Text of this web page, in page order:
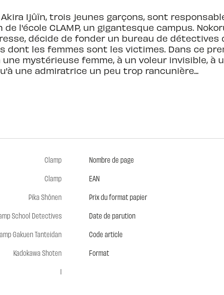
Akira Ijûïn, trois jeunes garçons, sont
l'école CLAMP, un gigantesque campus.
décide de fonder un bureau de détectives
dont les femmes sont les victimes. Dans ce
mystérieuse femme, à un voleur invisible, à
une admiratrice un peu trop rancunière...
Clamp
Clamp
Pika Shônen
School Detectives
Gakuen Tanteidan
Kadokawa Shoten
1
Nombre de page
EAN
Prix du format papier
Date de parution
Code article
Format